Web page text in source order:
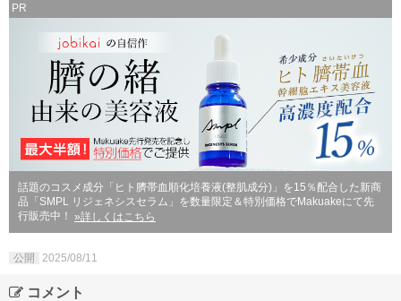
PR
話題のコスメ成分「ヒト臍帯血順化培養液(整肌成分)」を15％配合した新商
品「SMPL リジェネシスセラム」を数量限定＆特別価格でMakuakeにて先
行販売中！ »詳しくはこちら
公開 2025/08/11
コメント